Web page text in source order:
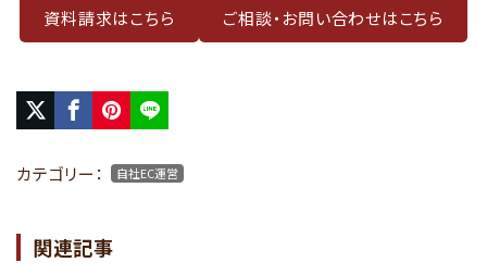
資料請求はこちら ご相談・お問い合わせはこちら
カテゴリー： 自社EC運営
関連記事